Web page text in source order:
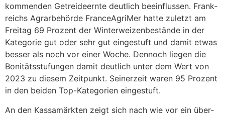
kommenden Getrei­de­ernte deut­lich beein­flussen. Frank­
reichs Agrar­be­hörde Fran­ce­AgriMer hatte zuletzt am
Freitag 69 Prozent der Winter­wei­zen­be­stände in der
Kate­gorie gut oder sehr gut einge­stuft und damit etwas
besser als noch vor einer Woche. Dennoch liegen die
Boni­täts­stu­fungen damit deut­lich unter dem Wert von
2023 zu diesem Zeit­punkt. Seiner­zeit waren 95 Prozent
in den beiden Top-Kate­go­rien einge­stuft.
An den Kassamärkten zeigt sich nach wie vor ein über­